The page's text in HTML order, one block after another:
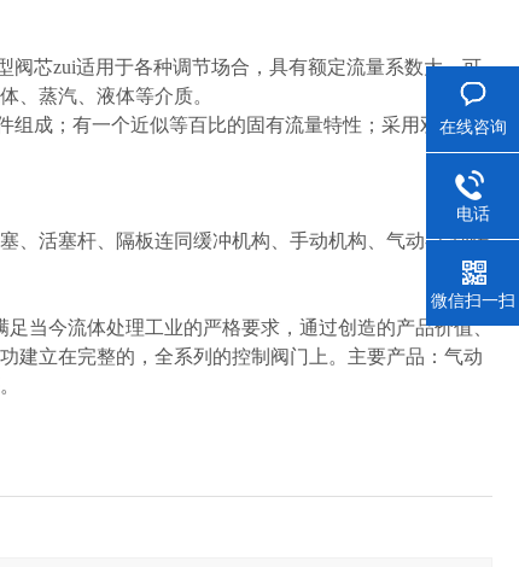
芯zui适用于各种调节场合，具有额定流量系数大，可
、蒸汽、液体等介质。
成；有一个近似等百比的固有流量特性；采用双轴承
、活塞杆、隔板连同缓冲机构、手动机构、气动-手动转
当今流体处理工业的严格要求，通过创造的产品价值、
建立在完整的，全系列的控制阀门上。主要产品：气动
在线咨询
电话
微信扫一扫